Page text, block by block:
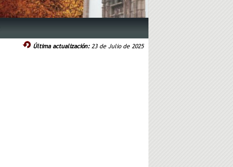
Última actualización:23 de Julio de 2025